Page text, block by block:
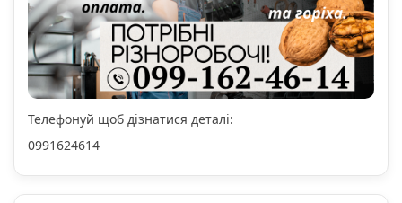
Телефонуй щоб дізнатися деталі:
0991624614